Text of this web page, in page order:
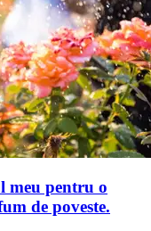
meu pentru o
de poveste.